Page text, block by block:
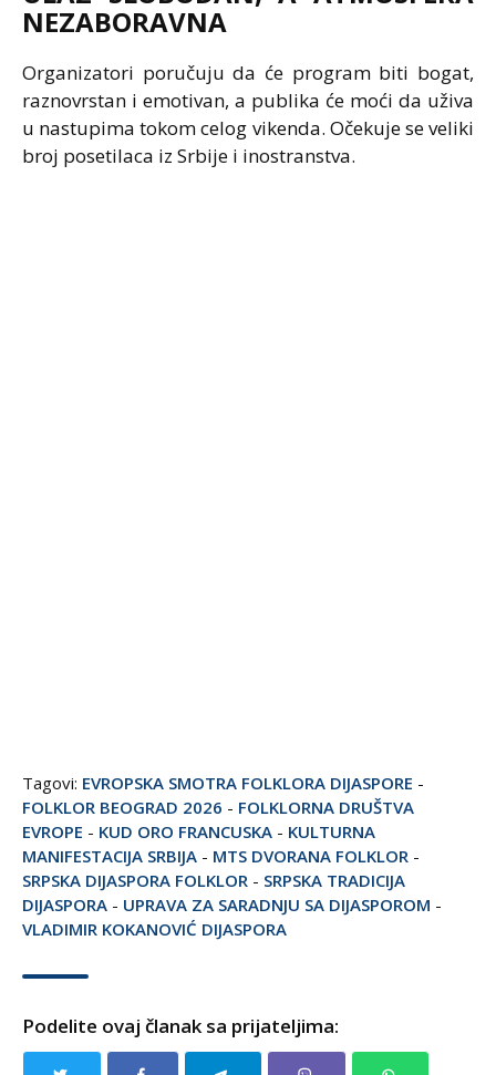
NEZABORAVNA
Organizatori poručuju da će program biti bogat,
raznovrstan i emotivan, a publika će moći da uživa
u nastupima tokom celog vikenda. Očekuje se veliki
broj posetilaca iz Srbije i inostranstva.
Tagovi: EVROPSKA SMOTRA FOLKLORA DIJASPORE -
FOLKLOR BEOGRAD 2026 - FOLKLORNA DRUŠTVA
EVROPE - KUD ORO FRANCUSKA - KULTURNA
MANIFESTACIJA SRBIJA - MTS DVORANA FOLKLOR -
SRPSKA DIJASPORA FOLKLOR - SRPSKA TRADICIJA
DIJASPORA - UPRAVA ZA SARADNJU SA DIJASPOROM -
VLADIMIR KOKANOVIĆ DIJASPORA
Podelite ovaj članak sa prijateljima: